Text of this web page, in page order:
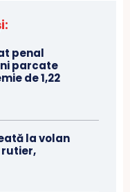
penal
parcate
de 1,22
la volan
rutier,